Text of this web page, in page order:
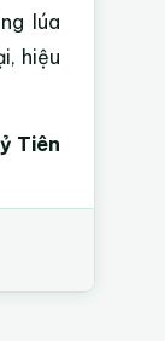
lúa
hiệu
Tiên